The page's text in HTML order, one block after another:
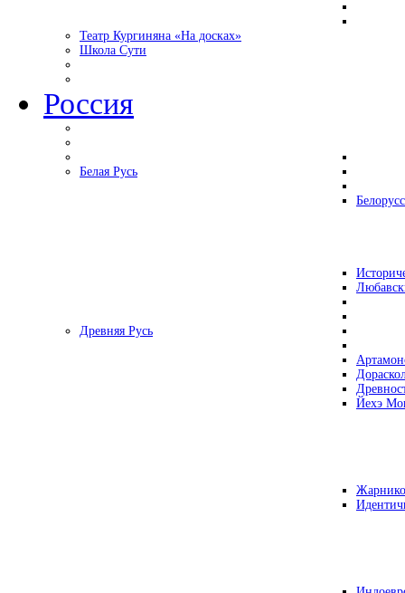
Театр Кургиняна «На досках»
Школа Сути
Россия
Белая Русь
Древняя Русь
Йехэ